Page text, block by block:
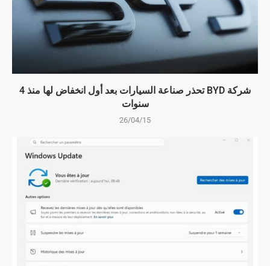
شركة BYD تحذر صناعة السيارات بعد أول انخفاض لها منذ 4
سنوات
26/04/15